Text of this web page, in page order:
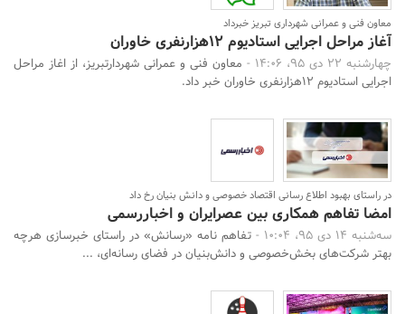
جستجو
معاون فنی و عمرانی شهرداری تبریز خبرداد
آغاز مراحل اجرایی استادیوم 12هزارنفری خاوران
چهارشنبه 22 دی 95، 14:06 -
معاون فنی و عمرانی شهردارتبریز، از اغاز مراحل
اجرایی استادیوم 12هزارنفری خاوران خبر داد.
در راستای بهبود اطلاع رسانی اقتصاد خصوصی و دانش بنیان رخ داد
امضا تفاهم همکاری بین عصرایران و اخباررسمی
سه‌شنبه 14 دی 95، 10:04 -
تفاهم نامه «رسانش» در راستای خبرسازی هرچه
بهتر شرکت‌های بخش‌خصوصی و دانش‌بنیان در فضای رسانه‌ای، ...